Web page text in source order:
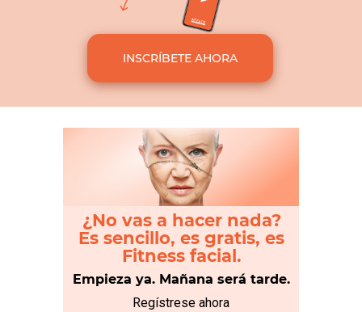
INSCRÍBETE AHORA
¿No vas a hacer nada?
Es sencillo, es gratis, es
Fitness facial.
Empieza ya. Mañana será tarde.